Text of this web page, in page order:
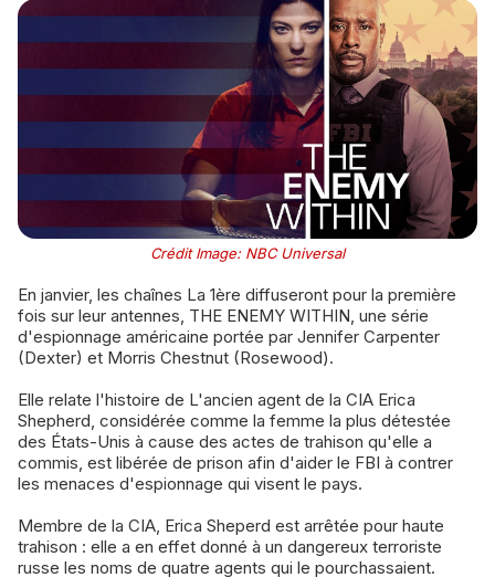
Crédit Image: NBC Universal
En janvier, les chaînes La 1ère diffuseront pour la première
fois sur leur antennes, THE ENEMY WITHIN, une série
d'espionnage américaine portée par Jennifer Carpenter
(Dexter) et Morris Chestnut (Rosewood).
Elle relate l'histoire de L'ancien agent de la CIA Erica
Shepherd, considérée comme la femme la plus détestée
des États-Unis à cause des actes de trahison qu'elle a
commis, est libérée de prison afin d'aider le FBI à contrer
les menaces d'espionnage qui visent le pays.
Membre de la CIA, Erica Sheperd est arrêtée pour haute
trahison : elle a en effet donné à un dangereux terroriste
russe les noms de quatre agents qui le pourchassaient.